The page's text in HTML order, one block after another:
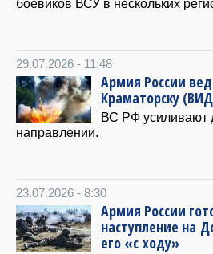
боевиков ВСУ в нескольких
29.07.2026 - 11:48
Армия России
Краматорску
ВС РФ усиливают
направлении.
23.07.2026 - 8:30
Армия России
наступление на
его «с ходу»